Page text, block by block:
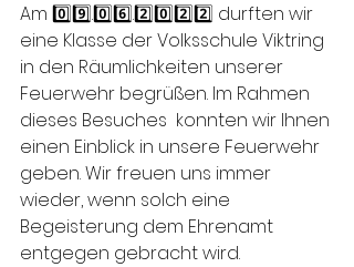
Am 0️⃣9️⃣.0️⃣6️⃣.2️⃣0️⃣2️⃣2️⃣ durften wir
eine Klasse der Volksschule Viktring
in den Räumlichkeiten unserer
Feuerwehr begrüßen. Im Rahmen
dieses Besuches  konnten wir Ihnen
einen Einblick in unsere Feuerwehr
geben. Wir freuen uns immer
wieder, wenn solch eine
Begeisterung dem Ehrenamt
entgegen gebracht wird.